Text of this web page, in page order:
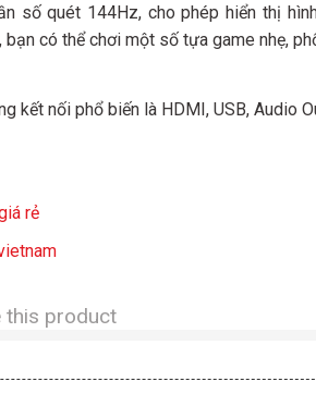
số quét 144Hz, cho phép hiển thị
có thể chơi một số tựa game nhẹ,
kết nối phổ biến là HDMI, USB, Audio
rẻ
this product